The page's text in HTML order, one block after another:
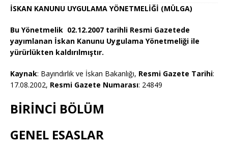
İSKAN KANUNU UYGULAMA YÖNETMELİĞİ (MÜLGA)
Bu Yönetmelik 02.12.2007 tarihli Resmi Gazetede
yayımlanan İskan Kanunu Uygulama Yönetmeliği ile
yürürlükten kaldırılmıştır.
Kaynak: Bayındırlık ve İskan Bakanlığı, Resmi Gazete Tarihi:
17.08.2002, Resmi Gazete Numarası: 24849
BİRİNCİ BÖLÜM
GENEL ESASLAR